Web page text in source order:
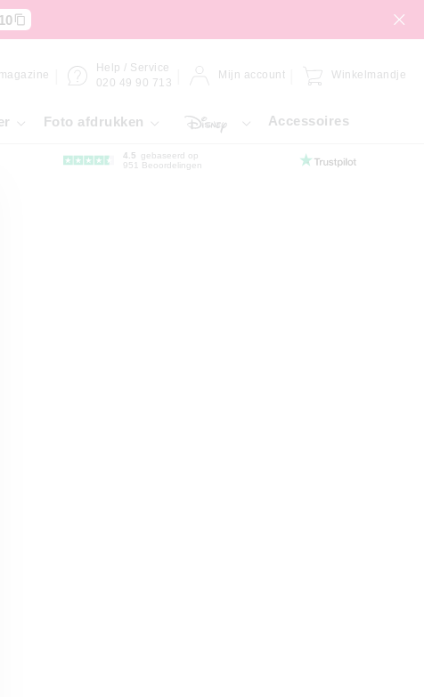
Help / Service
020 49 90 713
Mijn account Winkelmandje
Foto afdrukken Accessoires
4.5
gebaseerd op
951 Beoordelingen